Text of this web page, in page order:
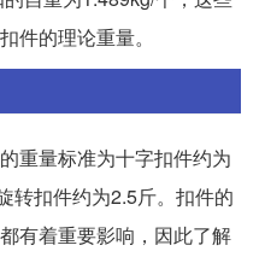
件的理论重量。
重量标准为十字扣件约为
转扣件约为2.5斤。扣件的
有着重要影响，因此了解